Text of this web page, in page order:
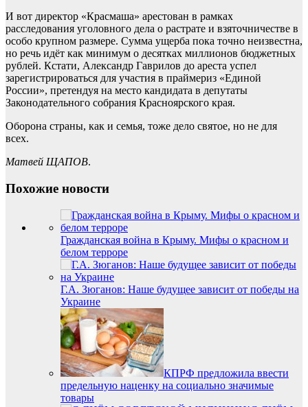
И вот директор «Красмаша» арестован в рамках
расследования уголовного дела о растрате и взяточничестве в
особо крупном размере. Сумма ущерба пока точно неизвестна,
но речь идёт как минимум о десятках миллионов бюджетных
рублей. Кстати, Александр Гаврилов до ареста успел
зарегистрироваться для участия в праймериз «Единой
России», претендуя на место кандидата в депутаты
Законодательного собрания Красноярского края.
Оборона страны, как и семья, тоже дело святое, но не для
всех.
Матвей ЩАПОВ.
Похожие новости
Гражданская война в Крыму. Мифы о красном и
белом терроре
Г.А. Зюганов: Наше будущее зависит от победы на
Украине
КПРФ предложила ввести
предельную наценку на социально значимые
товары